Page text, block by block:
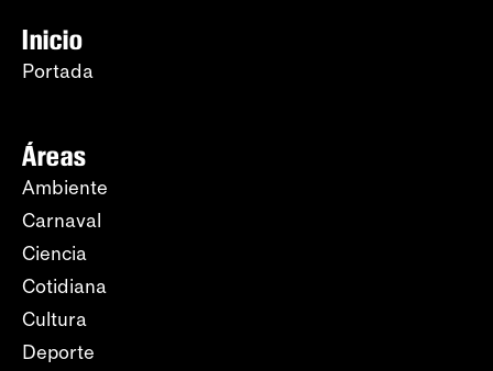
Inicio
Portada
Áreas
Ambiente
Carnaval
Ciencia
Cotidiana
Cultura
Deporte